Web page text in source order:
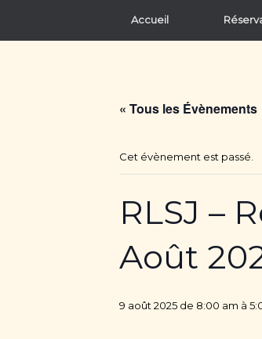
Accueil
« Tous les Évènements
Cet évènement est passé.
RLSJ –
Août
9 août 2025 de 8:00 am à